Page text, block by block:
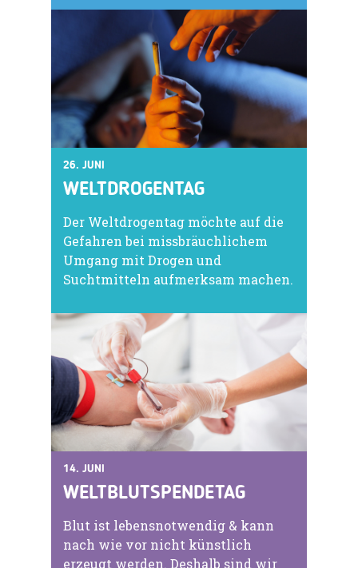
26. JUNI
WELTDROGENTAG
Der Weltdrogentag möchte auf die
Gefahren bei missbräuchlichem
Umgang mit Drogen und
Suchtmitteln aufmerksam machen.
14. JUNI
WELTBLUTSPENDETAG
Blut ist lebensnotwendig & kann
nach wie vor nicht künstlich
erzeugt werden. Deshalb sind wir